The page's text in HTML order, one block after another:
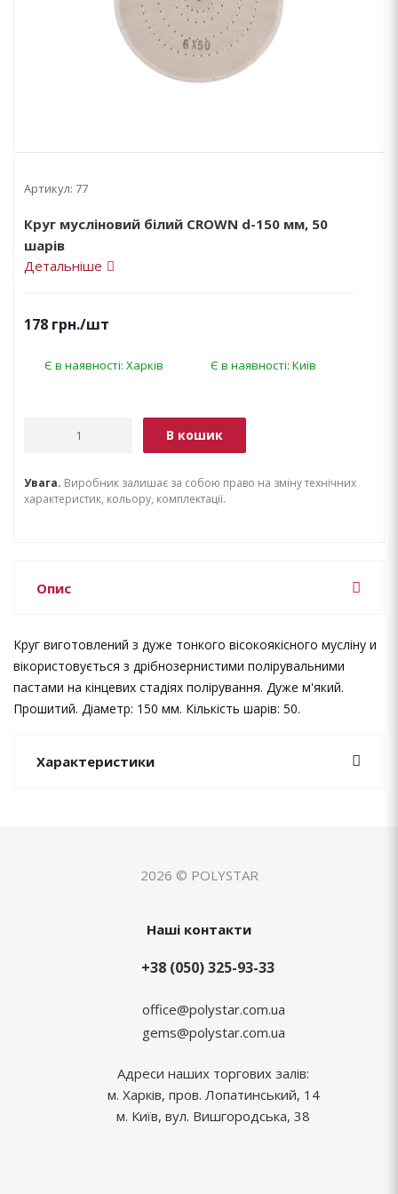
Артикул: 77
Круг мусліновий білий CROWN d-150 мм, 50
шарів
Детальніше
178 грн./шт
Є в наявності: Харків Є в наявності: Київ
В кошик
Увага. Виробник залишає за собою право на зміну технічних
характеристик, кольору, комплектації.
Опис
Круг виготовлений з дуже тонкого вісокоякісного мусліну и
вікористовується з дрібнозернистими полірувальними
пастами на кінцевих стадіях полірування. Дуже м'який.
Прошитий. Діаметр: 150 мм. Кількість шарів: 50.
Характеристики
2026 © POLYSTAR
Наші контакти
+38 (050) 325-93-33
office@polystar.com.ua
gems@polystar.com.ua
Адреси наших торгових залів:
м. Харків, пров. Лопатинський, 14
м. Київ, вул. Вишгородська, 38